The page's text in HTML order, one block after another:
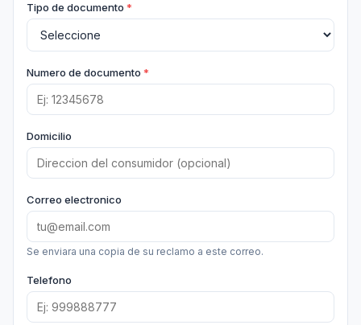
Tipo de documento
Numero de documento
Domicilio
Correo electronico
Se enviara una copia de su reclamo a este correo.
Telefono